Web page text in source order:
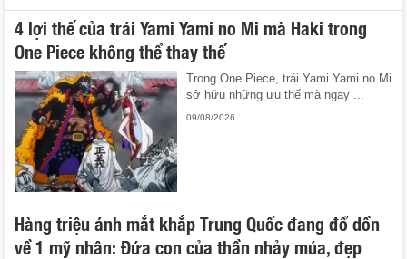
4 lợi thế của trái Yami Yami no Mi mà Haki trong
One Piece không thể thay thế
Trong One Piece, trái Yami Yami no Mi
sở hữu những ưu thế mà ngay ...
09/08/2026
Hàng triệu ánh mắt khắp Trung Quốc đang đổ dồn
về 1 mỹ nhân: Đứa con của thần nhảy múa, đẹp